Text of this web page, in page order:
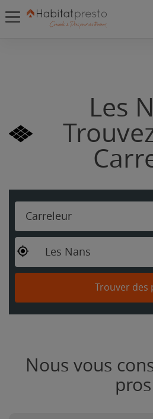
Les
Carreleur
Les Nans
Trouver des
Nous vous
pros